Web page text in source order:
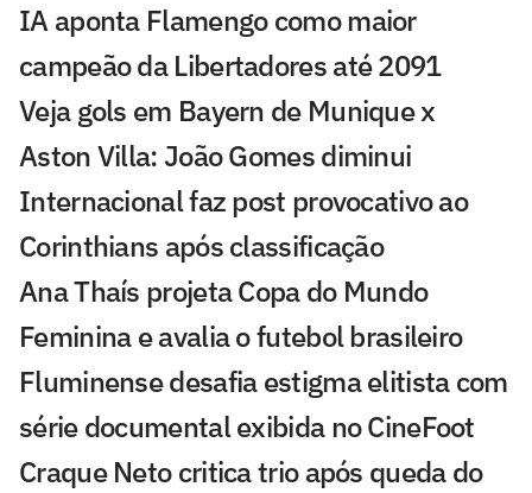
IA aponta Flamengo como maior
campeão da Libertadores até 2091
Veja gols em Bayern de Munique x
Aston Villa: João Gomes diminui
Internacional faz post provocativo ao
Corinthians após classificação
Ana Thaís projeta Copa do Mundo
Feminina e avalia o futebol brasileiro
Fluminense desafia estigma elitista com
série documental exibida no CineFoot
Craque Neto critica trio após queda do